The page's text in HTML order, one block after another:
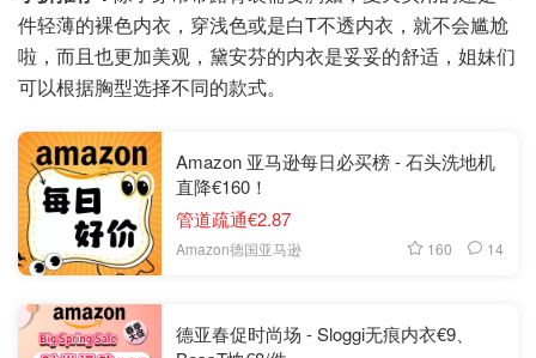
件轻薄的裸色内衣，穿浅色或是白T不透内衣，就不会尴尬
啦，而且也更加美观，黛安芬的内衣是妥妥的舒适，姐妹们
可以根据胸型选择不同的款式。
Amazon 亚马逊每日必买榜 - 石头洗地机
直降€160！
管道疏通€2.87
Amazon德国亚马逊 160 14
德亚春促时尚场 - Sloggi无痕内衣€9、